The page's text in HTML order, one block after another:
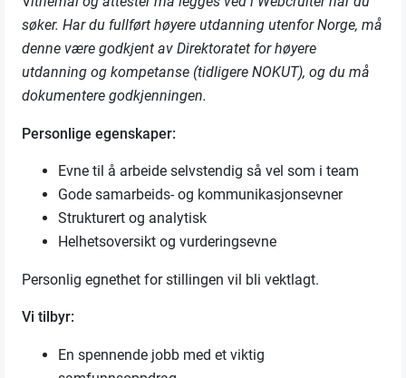
søker. Har du fullført høyere utdanning utenfor Norge, må
denne være godkjent av Direktoratet for høyere
utdanning og kompetanse (tidligere NOKUT), og du må
dokumentere godkjenningen.
Personlige egenskaper:
Evne til å arbeide selvstendig så vel som i team
Gode samarbeids- og kommunikasjonsevner
Strukturert og analytisk
Helhetsoversikt og vurderingsevne
Personlig egnethet for stillingen vil bli vektlagt.
Vi tilbyr:
En spennende jobb med et viktig